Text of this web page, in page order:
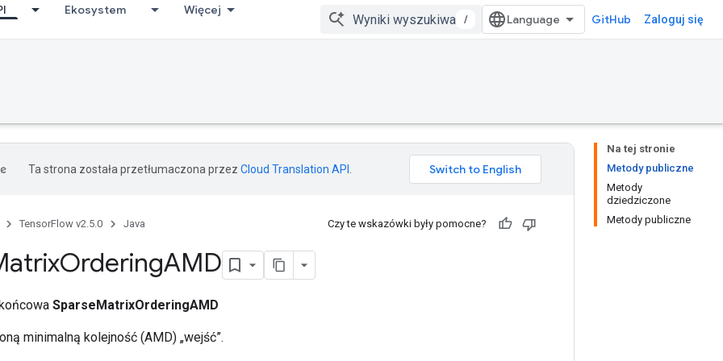
Ekosystem Więcej
/ GitHub Zaloguj się
Na tej stronie
Metody publiczne
Metody
dziedziczone
Metody publiczne
Ta strona została przetłumaczona przez Cloud Translation API
TensorFlow v2.5.0 Java Czy te wskazówki były pomocne?
OrderingAMD
SparseMatrixOrderingAMD
minimalną kolejność (AMD) „wejść”.